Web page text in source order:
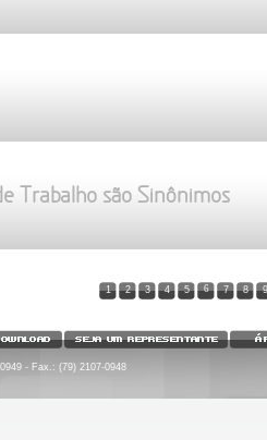
Trabalho são Sinônimos
1 2 3 4 5 6 7 8 9
- Fax.: (79) 2107-0948